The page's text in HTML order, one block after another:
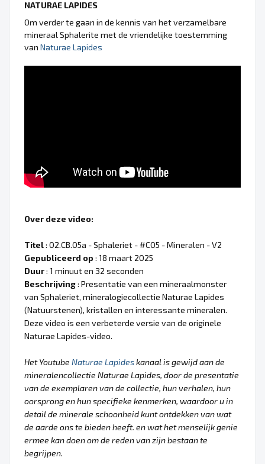
NATURAE LAPIDES
Om verder te gaan in de kennis van het verzamelbare
mineraal Sphalerite met de vriendelijke toestemming
van Naturae Lapides
Over deze video:
Titel: 02.CB.05a - Sphaleriet - #C05 - Mineralen - V2
Gepubliceerd op : 18 maart 2025
Duur: 1 minuut en 32 seconden
Beschrijving: Presentatie van een mineraalmonster
van Sphaleriet, mineralogiecollectie Naturae Lapides
(Natuurstenen), kristallen en interessante mineralen.
Deze video is een verbeterde versie van de originele
Naturae Lapides-video.
Het Youtube Naturae Lapideskanaal is gewijd aan de
mineralencollectie Naturae Lapides, door de presentatie
van de exemplaren van de collectie, hun verhalen, hun
oorsprong en hun specifieke kenmerken, waardoor u in
detail de minerale schoonheid kunt ontdekken van wat
de aarde ons te bieden heeft. en wat het menselijk genie
ermee kan doen om de reden van zijn bestaan te
begrijpen.